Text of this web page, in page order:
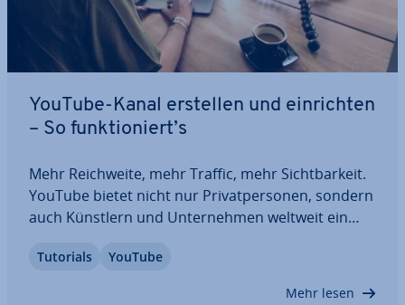
YouTube-Kanal erstellen und ein­rich­ten
– So funk­tio­niert’s
Mehr Reich­wei­te, mehr Traffic, mehr Sicht­bar­keit.
YouTube bietet nicht nur Pri­vat­per­so­nen, sondern
auch Künstlern und Un­ter­neh­men weltweit ein
YouTube-Kanal zu erstellen und ein­zu­rich­ten,
Tutorials YouTube
Mehr lesen